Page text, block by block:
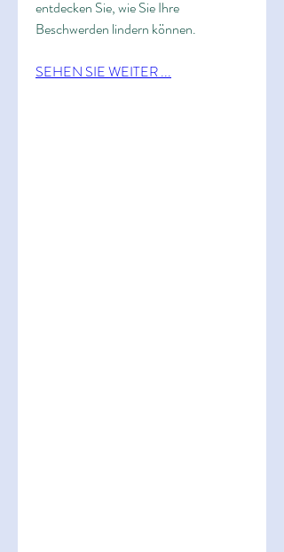
entdecken Sie, wie Sie Ihre
Beschwerden lindern können.
SEHEN SIE WEITER ...